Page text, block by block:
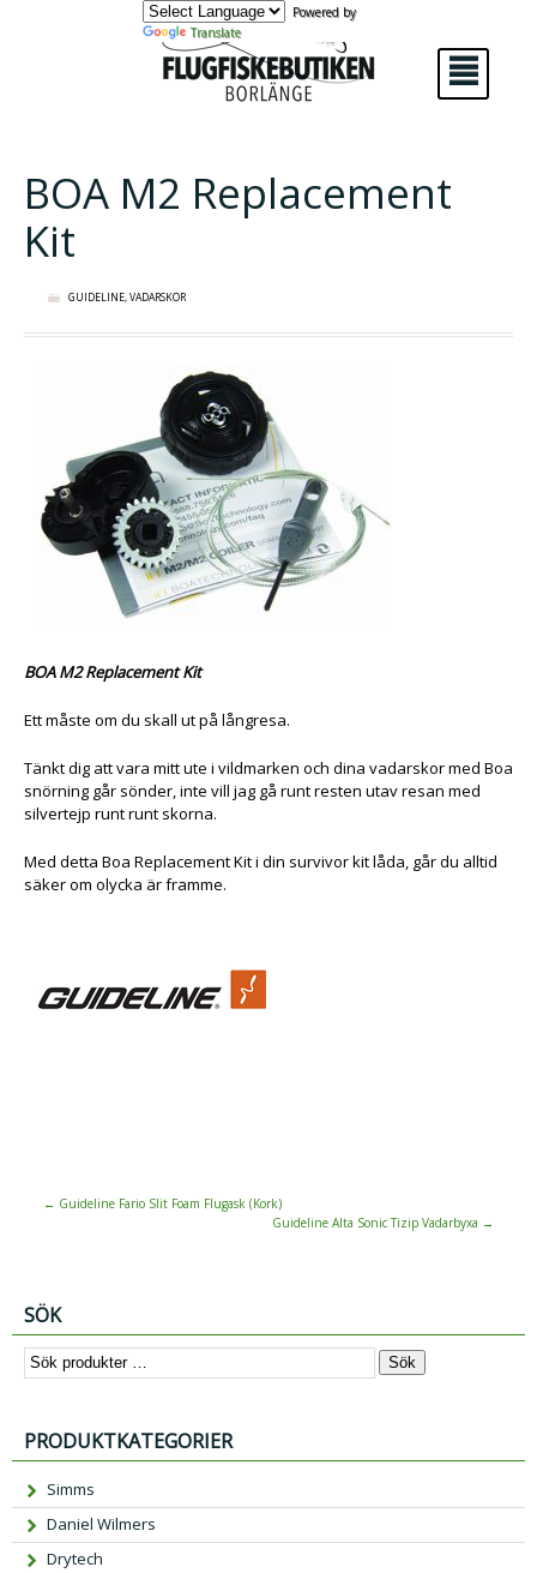
Powered by
Translate
²
BOA M2 Replacement
Kit
GUIDELINE,VADARSKOR
BOA M2 Replacement Kit
Ett måste om du skall ut på långresa.
Tänkt dig att vara mitt ute i vildmarken och dina vadarskor med Boa
snörning går sönder, inte vill jag gå runt resten utav resan med
silvertejp runt runt skorna.
Med detta Boa Replacement Kit i din survivor kit låda, går du alltid
säker om olycka är framme.
← Guideline Fario Slit Foam Flugask (Kork)
Guideline Alta Sonic Tizip Vadarbyxa →
SÖK
Sök
PRODUKTKATEGORIER
Simms
Daniel Wilmers
Drytech